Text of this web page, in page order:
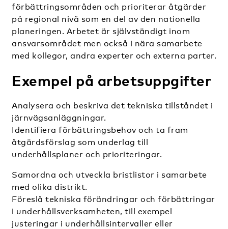
förbättringsområden och prioriterar åtgärder
på regional nivå som en del av den nationella
planeringen. Arbetet är självständigt inom
ansvarsområdet men också i nära samarbete
med kollegor, andra experter och externa parter.
Exempel på arbetsuppgifter
Analysera och beskriva det tekniska tillståndet i
järnvägsanläggningar.
Identifiera förbättringsbehov och ta fram
åtgärdsförslag som underlag till
underhållsplaner och prioriteringar.
Samordna och utveckla bristlistor i samarbete
med olika distrikt.
Föreslå tekniska förändringar och förbättringar
i underhållsverksamheten, till exempel
justeringar i underhållsintervaller eller